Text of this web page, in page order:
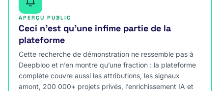
APERÇU PUBLIC
Ceci n’est qu’une infime partie de la
plateforme
Cette recherche de démonstration ne ressemble pas à
Deepbloo et n’en montre qu’une fraction : la plateforme
complète couvre aussi les attributions, les signaux
amont, 200 000+ projets privés, l’enrichissement IA et